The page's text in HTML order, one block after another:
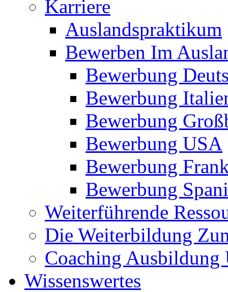
Karriere
Auslandspraktikum
Bewerben Im
Bewerbung
Bewerbung
Bewerbung
Bewerbung USA
Bewerbung
Bewerbung
Weiterführende
Die Weiterbildung
Coaching Ausbildung
Wissenswertes